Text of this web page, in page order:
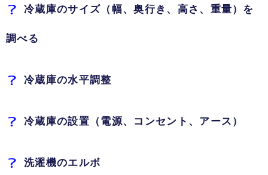
冷蔵庫のサイズ（幅、奥行き、高さ、重量）を
調べる
冷蔵庫の水平調整
冷蔵庫の設置（電源、コンセント、アース）
洗濯機のエルボ